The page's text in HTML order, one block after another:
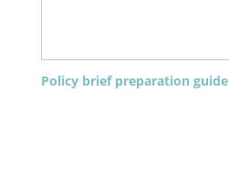
Policy brief preparation guide